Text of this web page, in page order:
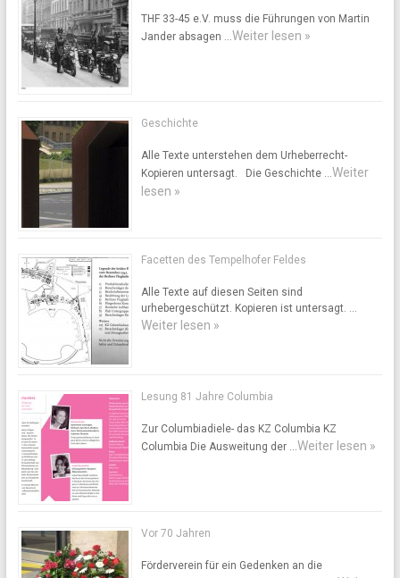
THF 33-45 e.V. muss die Führungen von Martin
Jander absagen …Weiter lesen »
Geschichte
Alle Texte unterstehen dem Urheberrecht-
Kopieren untersagt. Die Geschichte …Weiter
lesen »
Facetten des Tempelhofer Feldes
Alle Texte auf diesen Seiten sind
urhebergeschützt. Kopieren ist untersagt. …
Weiter lesen »
Lesung 81 Jahre Columbia
Zur Columbiadiele- das KZ Columbia KZ
Columbia Die Ausweitung der …Weiter lesen »
Vor 70 Jahren
Förderverein für ein Gedenken an die